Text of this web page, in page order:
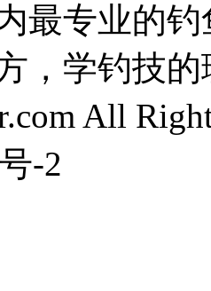
最专业的
，学钓技
All
-2